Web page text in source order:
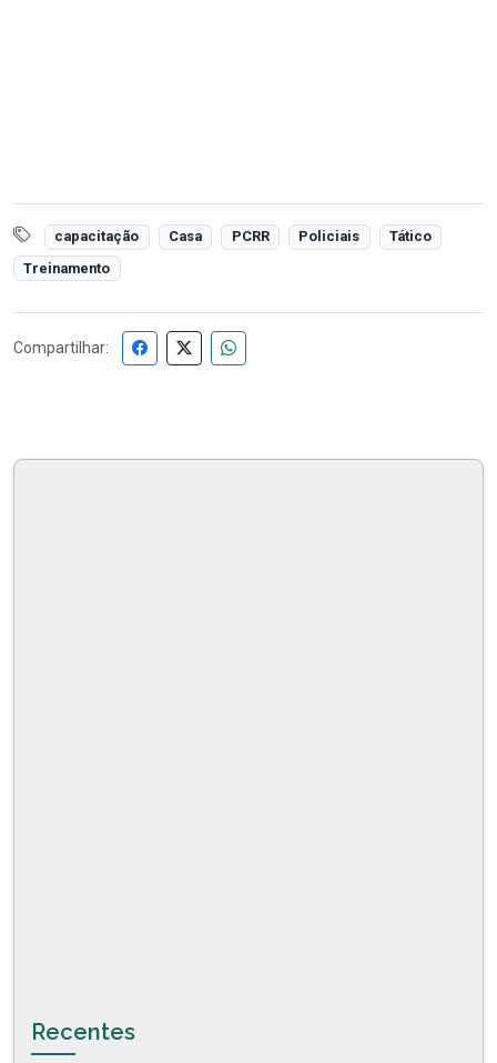
capacitação Casa PCRR Policiais
Tático
Treinamento
Compartilhar:
Recentes